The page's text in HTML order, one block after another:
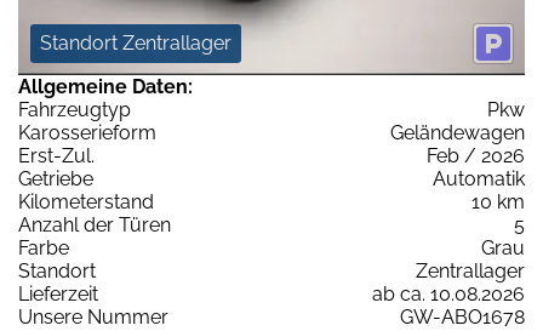
Standort Zentrallager
Allgemeine Daten:
Fahrzeugtyp
Pkw
Karosserieform
Geländewagen
Erst-Zul.
Feb / 2026
Getriebe
Automatik
Kilometerstand
10 km
Anzahl der Türen
5
Farbe
Grau
Standort
Zentrallager
Lieferzeit
ab ca. 10.08.2026
Unsere Nummer
GW-ABO1678